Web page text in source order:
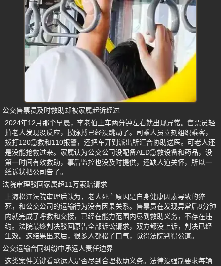
公交售票员及时救助却被家属起诉经过
2024年12月那个早晨，李老伯上车两分钟左右就出现异常。售票员轻
拍老人发现没反应，摸脉搏已经没跳动了。司乘人员立刻组织乘客，
拨打120急救和110报警，还把车开到派出所汇合协助送医。可老人还
是没能抢救过来。家属认为公交公司没配备AED急救设备和药品，没
第一时间有效救助，事后监控也没及时提供，还缺人道关怀，所以一
纸诉状把公司告了。
法院审理驳回家属超11万索赔请求
上海松江法院审理后认为，老人死亡原因是自身健康因素导致的猝
死，和公交公司的运输行为没有因果关系。售票员在发现异常后8分钟
内就完成了呼救和交接，已经在能力范围内尽到救助义务，不存在违
约。法院最终判决驳回原告全部诉讼请求，双方都没上诉，判决已经
生效。这结果出来后，很多人都松了口气，觉得法院判得公道。
公交运输合同纠纷中承运人责任边界
这类案件关键看承运人是否尽到合理救助义务。法律没强制要求每辆